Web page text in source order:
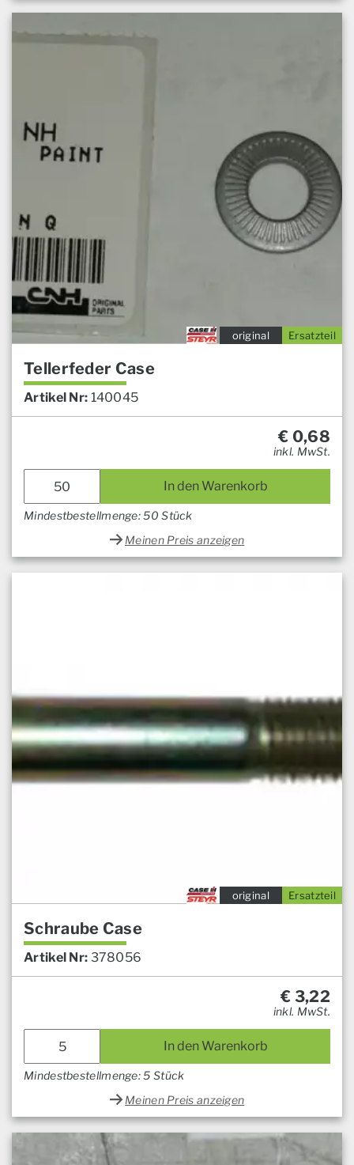
Ersatzteil
original
Tellerfeder Case
Artikel Nr: 140045
€ 0,68
inkl. MwSt.
In den Warenkorb
Mindestbestellmenge: 50 Stück
Meinen Preis anzeigen
Ersatzteil
original
Schraube Case
Artikel Nr: 378056
€ 3,22
inkl. MwSt.
In den Warenkorb
Mindestbestellmenge: 5 Stück
Meinen Preis anzeigen